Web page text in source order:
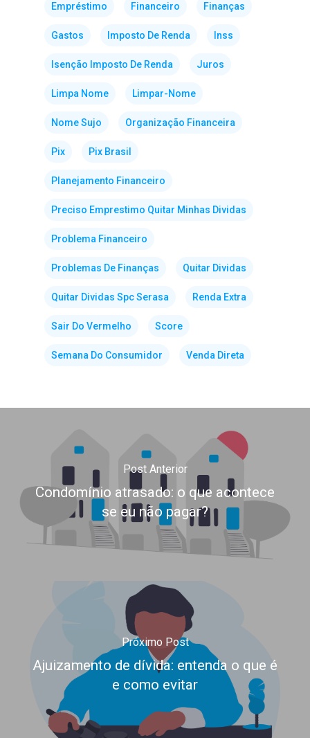
Empréstimo Financeiro Finanças
Gastos Imposto De Renda Inss
Isenção Imposto De Renda Juros
Limpa Nome Limpar-Nome
Nome Sujo Organização Financeira
Pix Pix Brasil
Planejamento Financeiro
Preciso Emprestimo Quitar Minhas Dividas
Problema Financeiro
Problemas De Finanças Quitar Dividas
Quitar Dividas Spc Serasa Renda Extra
Sair Do Vermelho Score
Semana Do Consumidor Venda Direta
Post Anterior
Condomínio atrasado: o que acontece
se eu não pagar?
Próximo Post
Ajuizamento de dívida: entenda o que é
e como evitar